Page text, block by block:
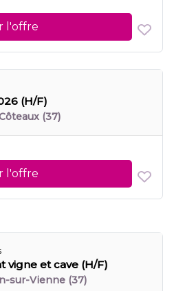
l'offre
(H/F)
(37)
l'offre
vigne et cave (H/F)
sur-Vienne (37)